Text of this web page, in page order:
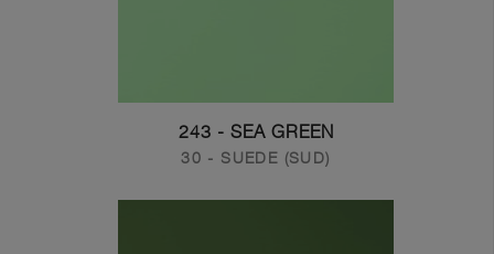
243 - SEA GREEN
30 - SUEDE (SUD)